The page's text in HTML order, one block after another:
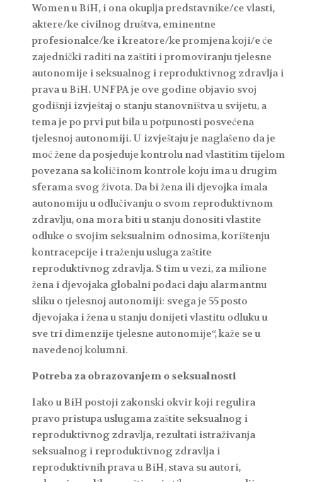
Women u BiH, i ona okuplja predstavnike/ce vlasti,
aktere/ke civilnog društva, eminentne
profesionalce/ke i kreatore/ke promjena koji/e će
zajednički raditi na zaštiti i promoviranju tjelesne
autonomije i seksualnog i reproduktivnog zdravlja i
prava u BiH. UNFPA je ove godine objavio svoj
godišnji izvještaj o stanju stanovništva u svijetu, a
tema je po prvi put bila u potpunosti posvećena
tjelesnoj autonomiji. U izvještaju je naglašeno da je
moć žene da posjeduje kontrolu nad vlastitim tijelom
povezana sa količinom kontrole koju ima u drugim
sferama svog života. Da bi žena ili djevojka imala
autonomiju u odlučivanju o svom reproduktivnom
zdravlju, ona mora biti u stanju donositi vlastite
odluke o svojim seksualnim odnosima, korištenju
kontracepcije i traženju usluga zaštite
reproduktivnog zdravlja. S tim u vezi, za milione
žena i djevojaka globalni podaci daju alarmantnu
sliku o tjelesnoj autonomiji: svega je 55 posto
djevojaka i žena u stanju donijeti vlastitu odluku u
sve tri dimenzije tjelesne autonomije“, kaže se u
navedenoj kolumni.
Potreba za obrazovanjem o seksualnosti
Iako u BiH postoji zakonski okvir koji regulira
pravo pristupa uslugama zaštite seksualnog i
reproduktivnog zdravlja, rezultati istraživanja
seksualnog i reproduktivnog zdravlja i
reproduktivnih prava u BiH, stava su autori,